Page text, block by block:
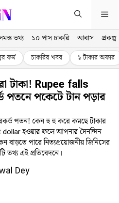
তথ্য ১০ পাস চাকরি আবাস প্রকল্প
ফর্ম চাকরির খবর ১ টাকার অফার
টাকা! Rupee falls
পতনে পকেটে টান পড়ার
পতন! কেন হু হু করে কমছে টাকার
হওয়ার ফলে আপনার দৈনন্দিন
বাড়তে পারে নিত্যপ্রয়োজনীয় জিনিসের
তথ্য এই প্রতিবেদনে।
Dey